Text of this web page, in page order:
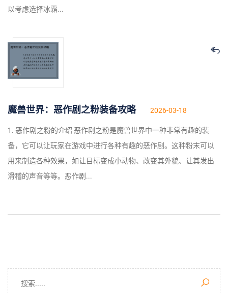
以考虑选择冰霜...
魔兽世界：恶作剧之粉装备攻略 2026-03-18
1. 恶作剧之粉的介绍 恶作剧之粉是魔兽世界中一种非常有趣的装
备，它可以让玩家在游戏中进行各种有趣的恶作剧。这种粉末可以
用来制造各种效果，如让目标变成小动物、改变其外貌、让其发出
滑稽的声音等等。恶作剧...